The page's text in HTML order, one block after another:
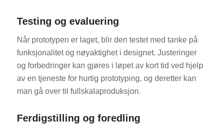
Testing og evaluering
Når prototypen er laget, blir den testet med tanke på
funksjonalitet og nøyaktighet i designet. Justeringer
og forbedringer kan gjøres i løpet av kort tid ved hjelp
av en tjeneste for hurtig prototyping, og deretter kan
man gå over til fullskalaproduksjon.
Ferdigstilling og foredling